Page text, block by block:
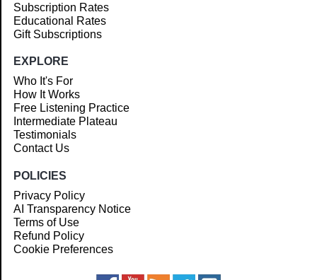
Subscription Rates
Educational Rates
Gift Subscriptions
EXPLORE
Who It's For
How It Works
Free Listening Practice
Intermediate Plateau
Testimonials
Contact Us
POLICIES
Privacy Policy
AI Transparency Notice
Terms of Use
Refund Policy
Cookie Preferences